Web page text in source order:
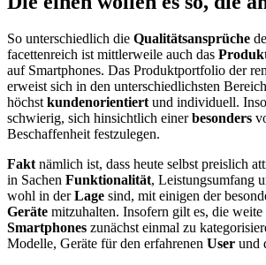
So unterschiedlich die Qualitätsansprüche
facettenreich ist mittlerweile auch das
auf Smartphones. Das Produktportfolio der
erweist sich in den unterschiedlichsten
höchstkundenorientiertund individuell.
schwierig, sich hinsichtlich einerbesonders
Beschaffenheit festzulegen.
Faktnämlich ist, dass heute selbst preislich
in Sachen Funktionalität, Leistungsumfang
wohl in derLage sind, mit einigen der
Geräte mitzuhalten. Insofern gilt es, die weite
Smartphones zunächst einmal zu
Modelle, Geräte für den erfahrenen User und